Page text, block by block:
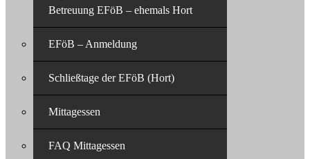
Betreuung EFöB – ehemals Hort
EFöB – Anmeldung
Schließtage der EFöB (Hort)
Mittagessen
FAQ Mittagessen